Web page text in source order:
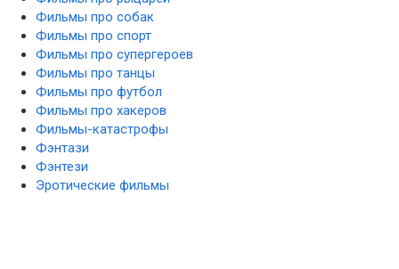
Фильмы про собак
Фильмы про спорт
Фильмы про супергероев
Фильмы про танцы
Фильмы про футбол
Фильмы про хакеров
Фильмы-катастрофы
Фэнтази
Фэнтези
Эротические фильмы